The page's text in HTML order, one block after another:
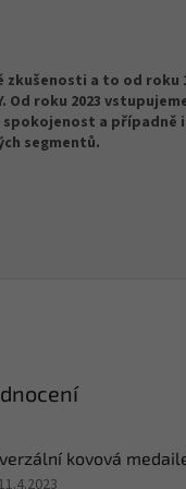
a to od roku
Od roku 2023
a případně
segmentů.
kovová
11.4.2023